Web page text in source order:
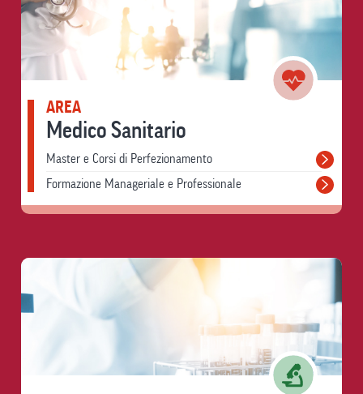
AREA
Medico Sanitario
Master e Corsi di Perfezionamento
Formazione Manageriale e Professionale